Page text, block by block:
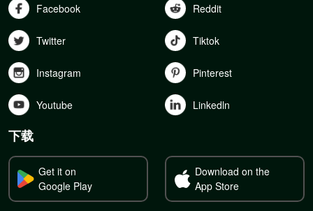
Facebook Reddit
Twitter Tiktok
Instagram Pinterest
Youtube Linkedln
下载
Get it on
Google Play
Download on the
App Store